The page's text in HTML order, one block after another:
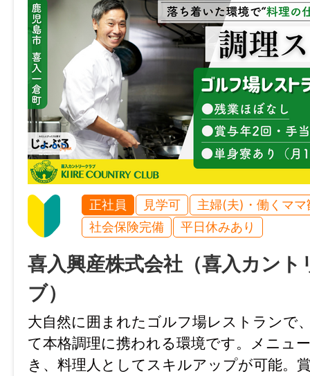
────────────────
【 様々な特性を抱えている方へ働く場を 】
現在、ミエルカでは、
障がいをお持ちの方や様々な特性を抱える
を行っています。
うつ、統合失調症、発達障害、ADHD、
引きこもり、双極性障害、精神障害など、
さまざまな悩みや生きづらさを抱える方が
“自分らしく働く” を目指して利用されてい
「まずは見学だけ」
「話を聞いてみたい」
そんなお問い合わせも歓迎しています。
正社員 見学可
主婦(夫)・働くママ
社会保険完備
平日休みあり
喜入興産株式会社（喜入カント
ブ）
大自然に囲まれたゴルフ場レストランで
て本格調理に携われる環境です。メニュ
き、料理人としてスキルアップが可能。